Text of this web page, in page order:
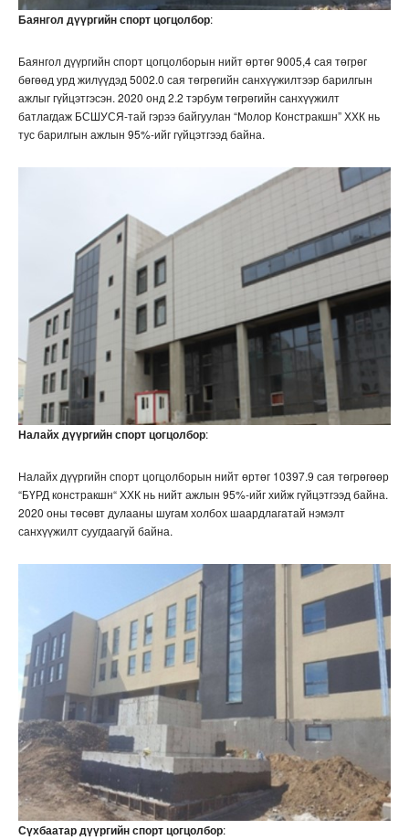
Баянгол дүүргийн спорт цогцолбор:
Баянгол дүүргийн спорт цогцолборын нийт өртөг 9005,4 сая төгрөг
бөгөөд урд жилүүдэд 5002.0 сая төгрөгийн санхүүжилтээр барилгын
ажлыг гүйцэтгэсэн. 2020 онд 2.2 тэрбум төгрөгийн санхүүжилт
батлагдаж БСШУСЯ-тай гэрээ байгуулан “Молор Констракшн” ХХК нь
тус барилгын ажлын 95%-ийг гүйцэтгээд байна.
Налайх дүүргийн спорт цогцолбор:
Налайх дүүргийн спорт цогцолборын нийт өртөг 10397.9 сая төгрөгөөр
“БҮРД констракшн“ ХХК нь нийт ажлын 95%-ийг хийж гүйцэтгээд байна.
2020 оны төсөвт дулааны шугам холбох шаардлагатай нэмэлт
санхүүжилт суугдаагүй байна.
Сүхбаатар дүүргийн спорт цогцолбор: